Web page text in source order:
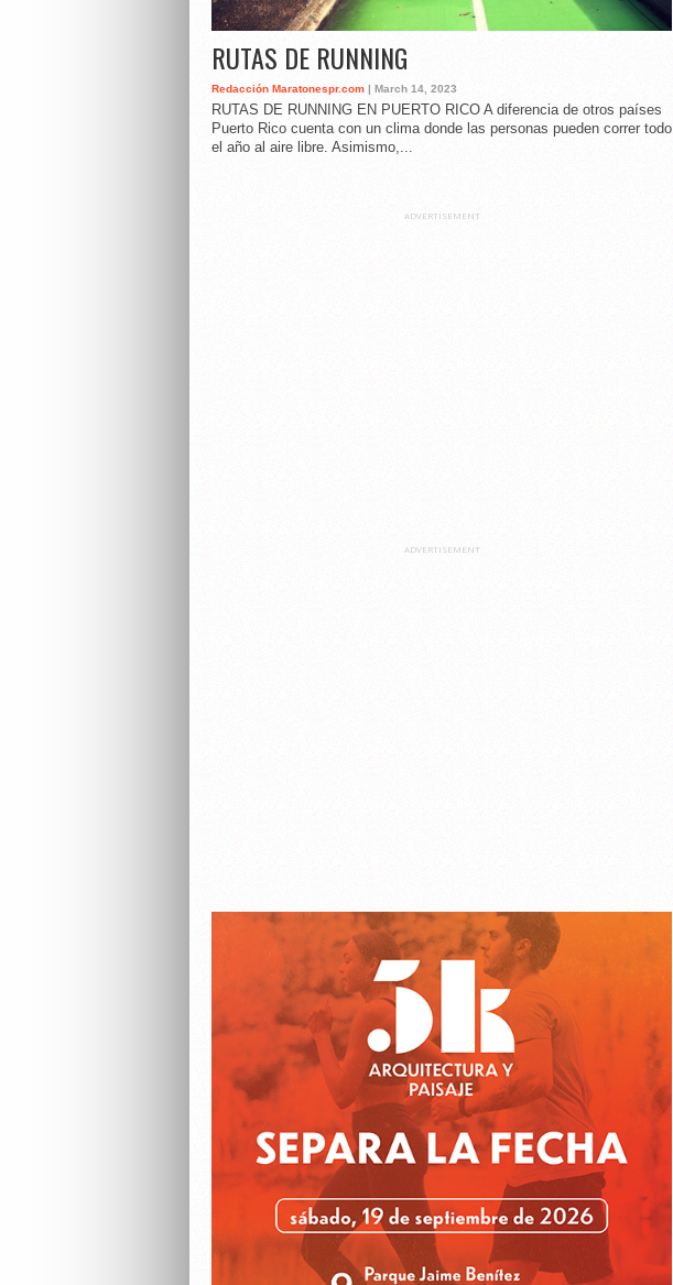
RUTAS DE RUNNING
Redacción Maratonespr.com | March 14, 2023
RUTAS DE RUNNING EN PUERTO RICO A diferencia de otros países
Puerto Rico cuenta con un clima donde las personas pueden correr todo
el año al aire libre. Asimismo,...
ADVERTISEMENT
ADVERTISEMENT